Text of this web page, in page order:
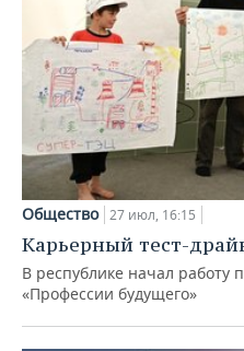
Общество 27 июл, 16:15
Карьерный тест-
В республике начал
«Профессии будущего»